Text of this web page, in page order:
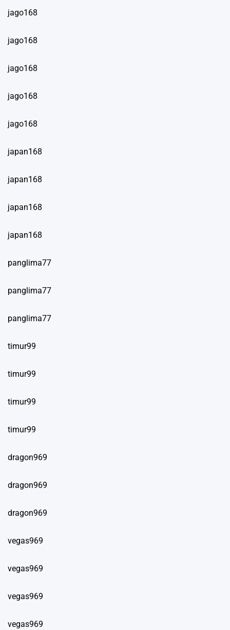
jago168
jago168
jago168
jago168
jago168
japan168
japan168
japan168
japan168
panglima77
panglima77
panglima77
timur99
timur99
timur99
timur99
dragon969
dragon969
dragon969
vegas969
vegas969
vegas969
vegas969